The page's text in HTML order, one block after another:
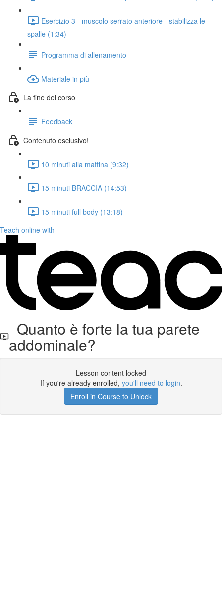
Esercizio 3 - muscolo serrato anteriore - stabilizza le
spalle (1:34)
Programma di allenamento
Materiale in più
La fine del corso
Feedback
Contenuto esclusivo!
10 minuti alla mattina (9:32)
15 minuti BRACCIA (14:53)
15 minuti full body (13:18)
Teach online with
Quanto è forte la tua parete
addominale?
Lesson content locked
If you're already enrolled, you'll need to login.
Enroll in Course to Unlock